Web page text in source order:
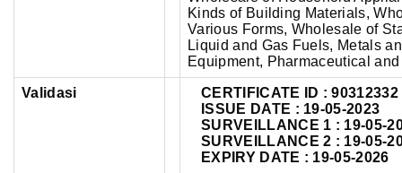
Kinds of Building Materials,
Various Forms, Wholesale of
Liquid and Gas Fuels, Metals
Equipment, Pharmaceutical
Validasi
CERTIFICATE ID : 90312332
ISSUE DATE : 19-05-2023
SURVEILLANCE 1 : 19-05-
SURVEILLANCE 2 : 19-05-
EXPIRY DATE : 19-05-2026